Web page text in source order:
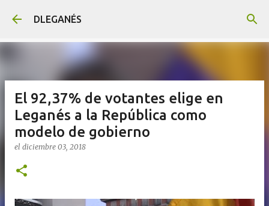
DLEGANÉS
El 92,37% de votantes elige en
Leganés a la República como
modelo de gobierno
el diciembre 03, 2018